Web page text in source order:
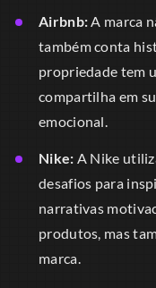
Airbnb:A marca
também conta
propriedade tem
compartilha em
emocional.
Nike: A Nike
desafios para
narrativas
produtos, mas
marca.